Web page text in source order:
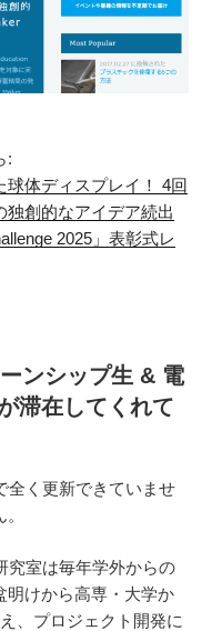
:
球体ディスプレイ！ 4回
独創的なアイデア続出
2025」表彰式レ
ンシップ生 & 電
滞在してくれて
全く更新できていませ
究室は毎年学外からの
明けから高専・大学か
、プロジェクト開発に